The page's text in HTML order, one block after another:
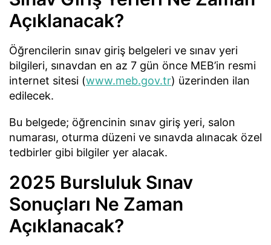
Açıklanacak?
Öğrencilerin sınav giriş belgeleri ve sınav yeri
bilgileri, sınavdan en az 7 gün önce MEB’in resmi
internet sitesi (www.meb.gov.tr) üzerinden ilan
edilecek.
Bu belgede; öğrencinin sınav giriş yeri, salon
numarası, oturma düzeni ve sınavda alınacak özel
tedbirler gibi bilgiler yer alacak.
2025 Bursluluk Sınav
Sonuçları Ne Zaman
Açıklanacak?